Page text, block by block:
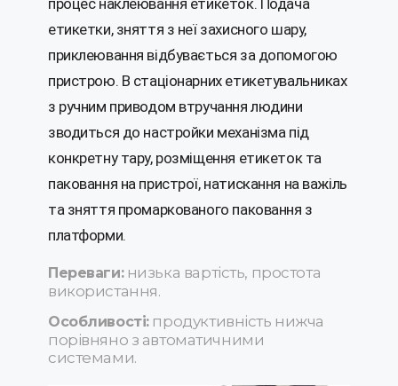
етикетки, зняття з неї захисного шару,
приклеювання відбувається за допомогою
пристрою. В стаціонарних етикетувальниках
з ручним приводом втручання людини
зводиться до настройки механізма під
конкретну тару, розміщення етикеток та
паковання на пристрої, натискання на важіль
та зняття промаркованого паковання з
платформи.
Переваги:низька вартість, простота
використання.
Особливості:продуктивність нижча
порівняно з автоматичними
системами.